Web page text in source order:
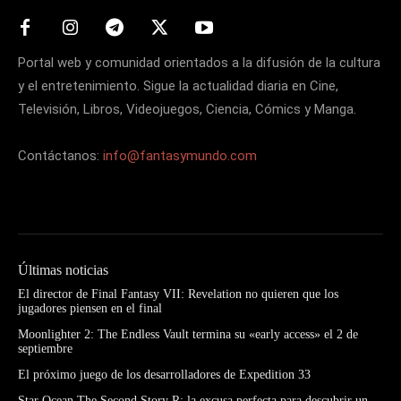
Portal web y comunidad orientados a la difusión de la cultura
y el entretenimiento. Sigue la actualidad diaria en Cine,
Televisión, Libros, Videojuegos, Ciencia, Cómics y Manga.
Contáctanos: info@fantasymundo.com
Últimas noticias
El director de Final Fantasy VII: Revelation no quieren que los
jugadores piensen en el final
Moonlighter 2: The Endless Vault termina su «early access» el 2 de
septiembre
El próximo juego de los desarrolladores de Expedition 33